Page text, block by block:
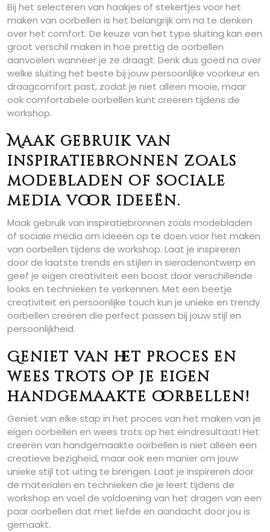
Bij het selecteren van haakjes of stekertjes voor het
maken van oorbellen is het belangrijk om na te denken
over het comfort. De keuze van het type sluiting kan een
groot verschil maken in hoe prettig de oorbellen
aanvoelen wanneer je ze draagt. Denk dus goed na over
welke sluiting het beste bij jouw persoonlijke voorkeur en
draagcomfort past, zodat je niet alleen mooie, maar
ook comfortabele oorbellen kunt creëren tijdens de
workshop.
Maak gebruik van
inspiratiebronnen zoals
modebladen of sociale
media voor ideeën.
Maak gebruik van inspiratiebronnen zoals modebladen
of sociale media om ideeën op te doen voor het maken
van oorbellen tijdens de workshop. Laat je inspireren
door de laatste trends en stijlen in sieradenontwerp en
geef je eigen creativiteit een boost door verschillende
looks en technieken te verkennen. Met een beetje
creativiteit en persoonlijke touch kun je unieke en trendy
oorbellen creëren die perfect passen bij jouw stijl en
persoonlijkheid.
Geniet van het proces en
wees trots op je eigen
handgemaakte oorbellen!
Geniet van elke stap in het proces van het maken van je
eigen oorbellen en wees trots op het eindresultaat! Het
creëren van handgemaakte oorbellen is niet alleen een
creatieve bezigheid, maar ook een manier om jouw
unieke stijl tot uiting te brengen. Laat je inspireren door
de materialen en technieken die je leert tijdens de
workshop en voel de voldoening van het dragen van een
paar oorbellen dat met liefde en aandacht door jou is
gemaakt.